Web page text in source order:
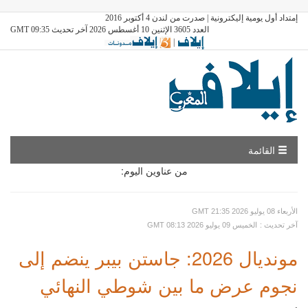
إمتداد أول يومية إليكترونية | صدرت من لندن 4 أكتوبر 2016
العدد 3605 الإثنين 10 أغسطس 2026 آخر تحديث GMT 09:35
|
القائمة
من عناوين اليوم:
GMT الأربعاء 08 يوليو 2026 21:35
GMT الخميس 09 يوليو 2026 08:13
: آخر تحديث
مونديال 2026: جاستن بيبر ينضم إلى
نجوم عرض ما بين شوطي النهائي